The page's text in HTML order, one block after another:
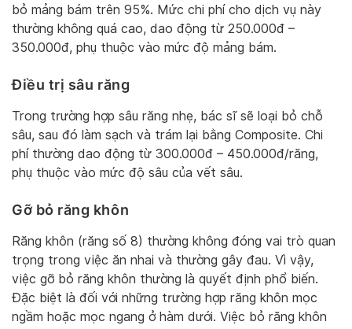
bỏ mảng bám trên 95%. Mức chi phí cho dịch vụ này
thường không quá cao, dao động từ 250.000đ –
350.000đ, phụ thuộc vào mức độ mảng bám.
Điều trị sâu răng
Trong trường hợp sâu răng nhẹ, bác sĩ sẽ loại bỏ chỗ
sâu, sau đó làm sạch và trám lại bằng Composite. Chi
phí thường dao động từ 300.000đ – 450.000đ/răng,
phụ thuộc vào mức độ sâu của vết sâu.
Gỡ bỏ răng khôn
Răng khôn (răng số 8) thường không đóng vai trò quan
trọng trong việc ăn nhai và thường gây đau. Vì vậy,
việc gỡ bỏ răng khôn thường là quyết định phổ biến.
Đặc biệt là đối với những trường hợp răng khôn mọc
ngầm hoặc mọc ngang ở hàm dưới. Việc bỏ răng khôn